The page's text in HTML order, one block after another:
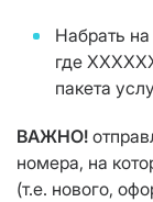
Набрать
где
пакета
ВАЖНО!
номера, на
(т.е. нового,